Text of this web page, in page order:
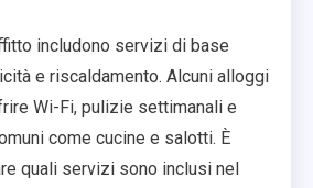
includono servizi di base
e riscaldamento. Alcuni alloggi
Wi-Fi, pulizie settimanali e
come cucine e salotti. È
quali servizi sono inclusi nel